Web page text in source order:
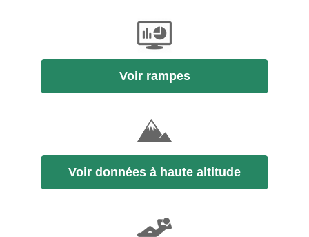
Voir rampes
Voir données à haute altitude